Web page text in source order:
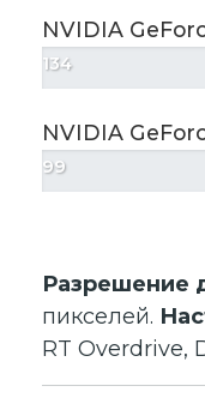
NVIDIA
134
NVIDIA
99
Разрешение
пикселей.
RT Overdrive,